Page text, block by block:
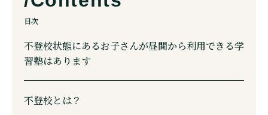
目次
不登校状態にあるお子さんが昼間から利用できる学
習塾はあります
不登校とは？